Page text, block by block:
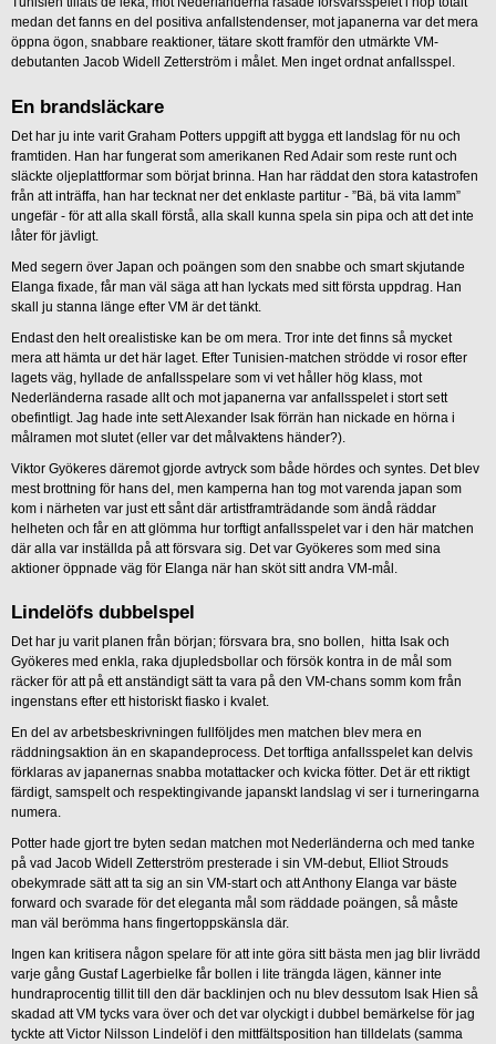
medan det fanns en del positiva anfallstendenser, mot japanerna var det mera
öppna ögon, snabbare reaktioner, tätare skott framför den utmärkte VM-
debutanten Jacob Widell Zetterström i målet. Men inget ordnat anfallsspel.
En brandsläckare
Det har ju inte varit Graham Potters uppgift att bygga ett landslag för nu och
framtiden. Han har fungerat som amerikanen Red Adair som reste runt och
släckte oljeplattformar som börjat brinna. Han har räddat den stora katastrofen
från att inträffa, han har tecknat ner det enklaste partitur - ”Bä, bä vita lamm”
ungefär - för att alla skall förstå, alla skall kunna spela sin pipa och att det inte
låter för jävligt.
Med segern över Japan och poängen som den snabbe och smart skjutande
Elanga fixade, får man väl säga att han lyckats med sitt första uppdrag. Han
skall ju stanna länge efter VM är det tänkt.
Endast den helt orealistiske kan be om mera. Tror inte det finns så mycket
mera att hämta ur det här laget. Efter Tunisien-matchen strödde vi rosor efter
lagets väg, hyllade de anfallsspelare som vi vet håller hög klass, mot
Nederländerna rasade allt och mot japanerna var anfallsspelet i stort sett
obefintligt. Jag hade inte sett Alexander Isak förrän han nickade en hörna i
målramen mot slutet (eller var det målvaktens händer?).
Viktor Gyökeres däremot gjorde avtryck som både hördes och syntes. Det blev
mest brottning för hans del, men kamperna han tog mot varenda japan som
kom i närheten var just ett sånt där artistframträdande som ändå räddar
helheten och får en att glömma hur torftigt anfallsspelet var i den här matchen
där alla var inställda på att försvara sig. Det var Gyökeres som med sina
aktioner öppnade väg för Elanga när han sköt sitt andra VM-mål.
Lindelöfs dubbelspel
Det har ju varit planen från början; försvara bra, sno bollen, hitta Isak och
Gyökeres med enkla, raka djupledsbollar och försök kontra in de mål som
räcker för att på ett anständigt sätt ta vara på den VM-chans somm kom från
ingenstans efter ett historiskt fiasko i kvalet.
En del av arbetsbeskrivningen fullföljdes men matchen blev mera en
räddningsaktion än en skapandeprocess. Det torftiga anfallsspelet kan delvis
förklaras av japanernas snabba motattacker och kvicka fötter. Det är ett riktigt
färdigt, samspelt och respektingivande japanskt landslag vi ser i turneringarna
numera.
Potter hade gjort tre byten sedan matchen mot Nederländerna och med tanke
på vad Jacob Widell Zetterström presterade i sin VM-debut, Elliot Strouds
obekymrade sätt att ta sig an sin VM-start och att Anthony Elanga var bäste
forward och svarade för det eleganta mål som räddade poängen, så måste
man väl berömma hans fingertoppskänsla där.
Ingen kan kritisera någon spelare för att inte göra sitt bästa men jag blir livrädd
varje gång Gustaf Lagerbielke får bollen i lite trängda lägen, känner inte
hundraprocentig tillit till den där backlinjen och nu blev dessutom Isak Hien så
skadad att VM tycks vara över och det var olyckigt i dubbel bemärkelse för jag
tyckte att Victor Nilsson Lindelöf i den mittfältsposition han tilldelats (samma